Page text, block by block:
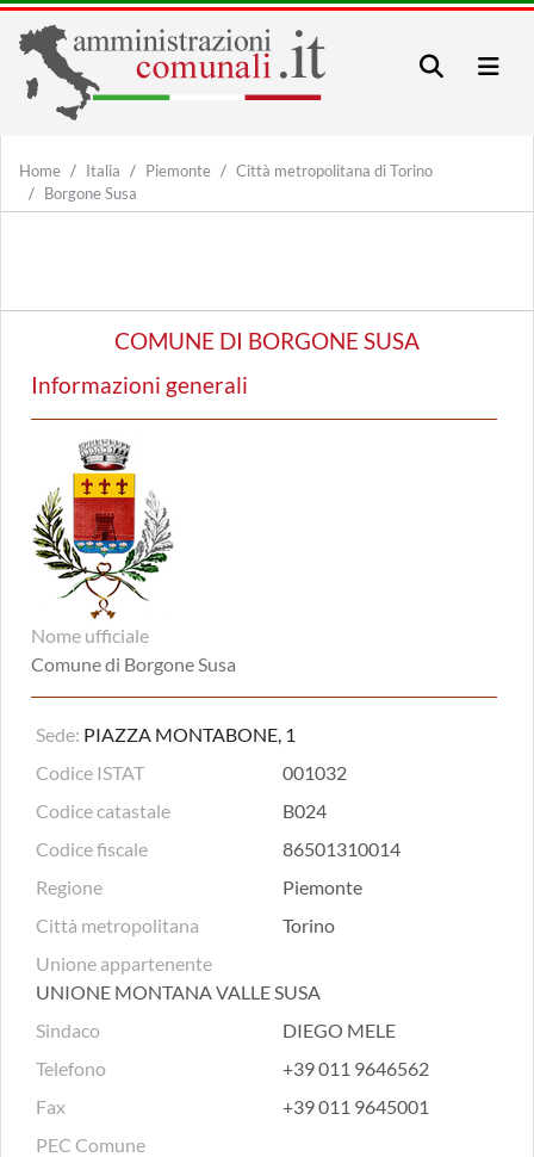
Home Italia Piemonte
Città metropolitana di Torino
Borgone Susa
COMUNE DI BORGONE SUSA
Informazioni generali
Nome ufficiale
Comune di Borgone Susa
Sede: PIAZZA MONTABONE, 1
Codice ISTAT
001032
Codice catastale
B024
Codice fiscale
86501310014
Regione
Piemonte
Città metropolitana
Torino
Unione appartenente
UNIONE MONTANA VALLE SUSA
Sindaco
DIEGO MELE
Telefono
+39 011 9646562
Fax
+39 011 9645001
PEC Comune